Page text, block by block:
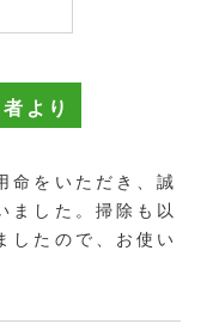
より
命をいただき、誠
ました。掃除も以
したので、お使い